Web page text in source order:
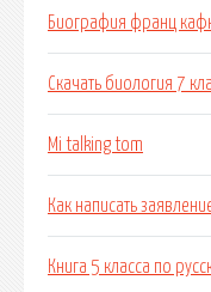
Биография франц
Скачать биология 7
Mi talking tom
Как написать
Книга 5 класса по